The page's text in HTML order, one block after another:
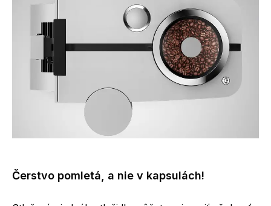
Čerstvo pomletá, a nie v kapsulách!